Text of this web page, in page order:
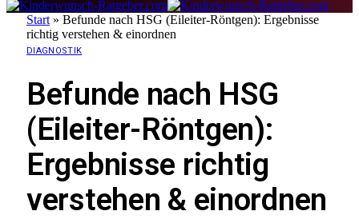
Start » Befunde nach HSG (Eileiter-Röntgen): Ergebnisse
richtig verstehen & einordnen
DIAGNOSTIK
Befunde nach HSG
(Eileiter-Röntgen):
Ergebnisse richtig
verstehen & einordnen